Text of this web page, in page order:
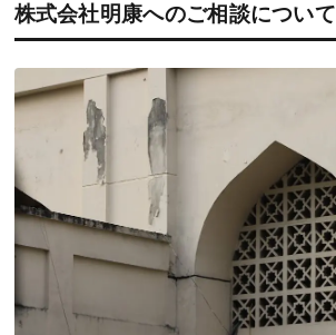
株式会社明康へのご相談について